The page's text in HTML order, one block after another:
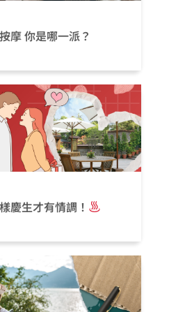
摩 你是哪一派？
慶生才有情調！